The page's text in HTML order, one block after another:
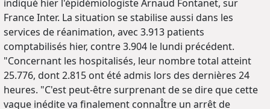
indiqué hier l'épidémiologiste Arnaud Fontanet, sur
France Inter. La situation se stabilise aussi dans les
services de réanimation, avec 3.913 patients
comptabilisés hier, contre 3.904 le lundi précédent.
"Concernant les hospitalisés, leur nombre total atteint
25.776, dont 2.815 ont été admis lors des dernières 24
heures. "C'est peut-être surprenant de se dire que cette
vague inédite va finalement connaÎtre un arrêt de